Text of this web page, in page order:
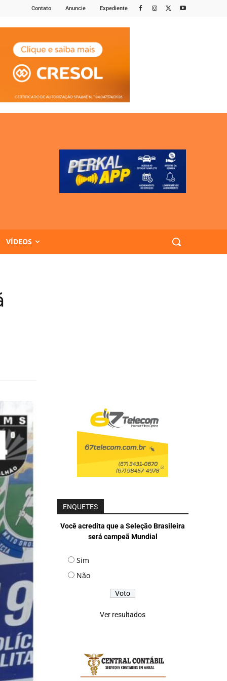
Contato Anuncie Expediente
VÍDEOS
ENQUETES
Você acredita que a Seleção Brasileira
será campeã Mundial
Sim
Não
Ver resultados